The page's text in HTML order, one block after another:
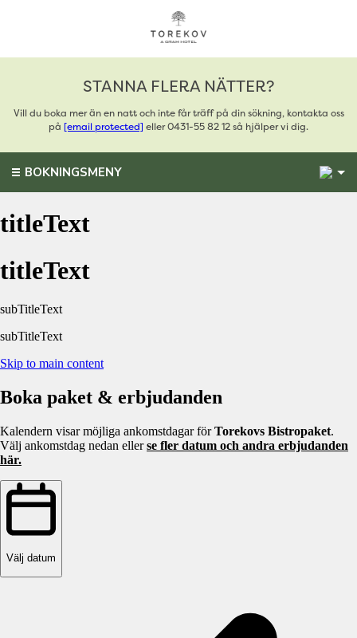
STANNA FLERA NÄTTER?
Vill du boka mer än en natt och inte får träff på din sökning, kontakta oss
på [email protected] eller 0431-55 82 12 så hjälper vi dig.
BOKNINGSMENY
titleText
titleText
subTitleText
subTitleText
Skip to main content
Boka paket & erbjudanden
Kalendern visar möjliga ankomstdagar förTorekovs Bistropaket.
Välj ankomstdag nedan ellerse fler datum och andra erbjudanden
här.
Välj datum